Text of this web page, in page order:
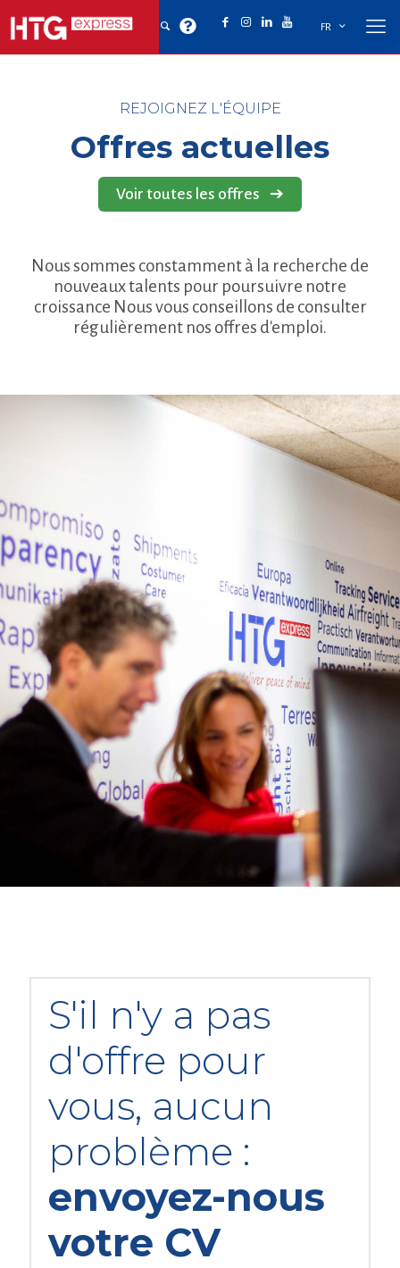
FR
REJOIGNEZ L'ÉQUIPE
Offres actuelles
Voir toutes les offres ➔
Nous sommes constamment à la recherche de
nouveaux talents pour poursuivre notre
croissance Nous vous conseillons de consulter
régulièrement nos offres d'emploi.
S'il n'y a pas
d'offre pour
vous, aucun
problème :
envoyez-nous
votre CV